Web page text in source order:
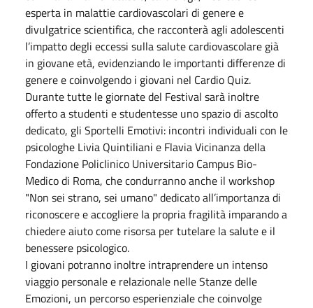
esperta in malattie cardiovascolari di genere e
divulgatrice scientifica, che racconterà agli adolescenti
l’impatto degli eccessi sulla salute cardiovascolare già
in giovane età, evidenziando le importanti differenze di
genere e coinvolgendo i giovani nel Cardio Quiz.
Durante tutte le giornate del Festival sarà inoltre
offerto a studenti e studentesse uno spazio di ascolto
dedicato, gli Sportelli Emotivi: incontri individuali con le
psicologhe Livia Quintiliani e Flavia Vicinanza della
Fondazione Policlinico Universitario Campus Bio-
Medico di Roma, che condurranno anche il workshop
"Non sei strano, sei umano" dedicato all’importanza di
riconoscere e accogliere la propria fragilità imparando a
chiedere aiuto come risorsa per tutelare la salute e il
benessere psicologico.
I giovani potranno inoltre intraprendere un intenso
viaggio personale e relazionale nelle Stanze delle
Emozioni, un percorso esperienziale che coinvolge